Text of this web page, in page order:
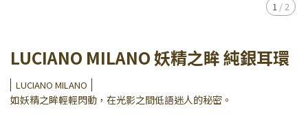
1 / 2
LUCIANO MILANO 妖精之眸 純銀耳環
LUCIANO MILANO
如妖精之眸輕輕閃動，在光影之間低語迷人的秘密。